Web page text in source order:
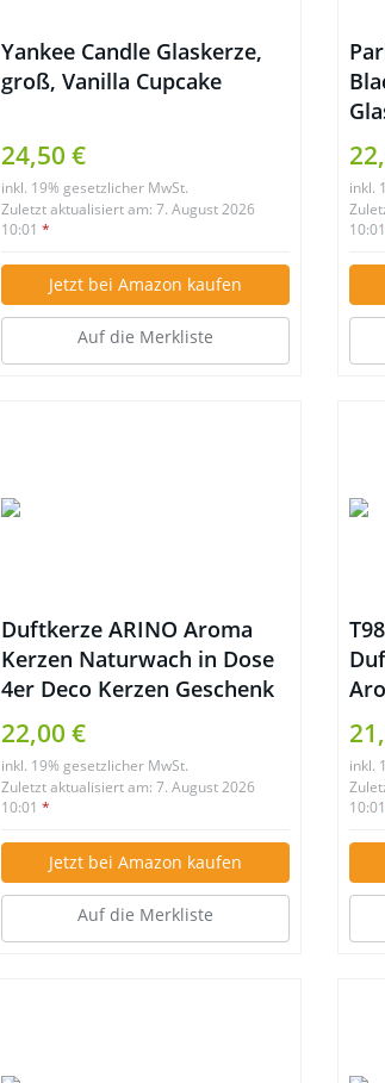
Yankee Candle Glaskerze,
groß, Vanilla Cupcake
24,50 €
inkl. 19% gesetzlicher MwSt.
Zuletzt aktualisiert am: 7. August 2026
10:01 *
Jetzt bei Amazon kaufen
Auf die Merkliste
inkl.
10:01
Duftkerze ARINO Aroma
Kerzen Naturwach in Dose
4er Deco Kerzen Geschenk
Set – Natürliches Aromen
von Rose Zitrone Labendel
Mittelmeer für
Entspannung Diffuser und
Aromatherapie
22,00 €
inkl. 19% gesetzlicher MwSt.
Zuletzt aktualisiert am: 7. August 2026
10:01 *
Jetzt bei Amazon kaufen
Auf die Merkliste
inkl.
10:01